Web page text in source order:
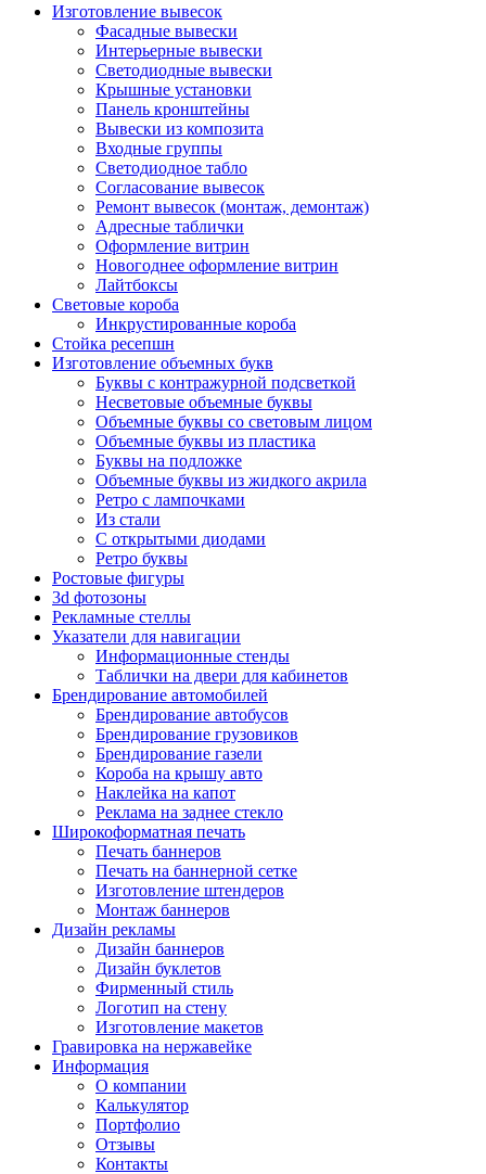
Изготовление вывесок
Фасадные вывески
Интерьерные вывески
Светодиодные вывески
Крышные установки
Панель кронштейны
Вывески из композита
Входные группы
Светодиодное табло
Согласование вывесок
Ремонт вывесок (монтаж, демонтаж)
Адресные таблички
Оформление витрин
Новогоднее оформление витрин
Лайтбоксы
Световые короба
Инкрустированные короба
Стойка ресепшн
Изготовление объемных букв
Буквы с контражурной подсветкой
Несветовые объемные буквы
Объемные буквы со световым лицом
Объемные буквы из пластика
Буквы на подложке
Объемные буквы из жидкого акрила
Ретро с лампочками
Из стали
С открытыми диодами
Ретро буквы
Ростовые фигуры
3d фотозоны
Рекламные стеллы
Указатели для навигации
Информационные стенды
Таблички на двери для кабинетов
Брендирование автомобилей
Брендирование автобусов
Брендирование грузовиков
Брендирование газели
Короба на крышу авто
Наклейка на капот
Реклама на заднее стекло
Широкоформатная печать
Печать баннеров
Печать на баннерной сетке
Изготовление штендеров
Монтаж баннеров
Дизайн рекламы
Дизайн баннеров
Дизайн буклетов
Фирменный стиль
Логотип на стену
Изготовление макетов
Гравировка на нержавейке
Информация
О компании
Калькулятор
Портфолио
Отзывы
Контакты